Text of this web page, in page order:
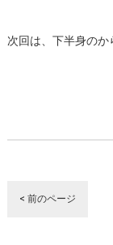
次回は、下半身のか
< 前のページ